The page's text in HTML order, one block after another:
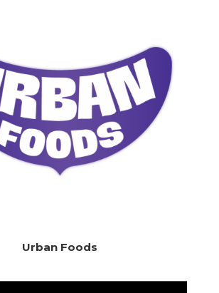
Urban Foods